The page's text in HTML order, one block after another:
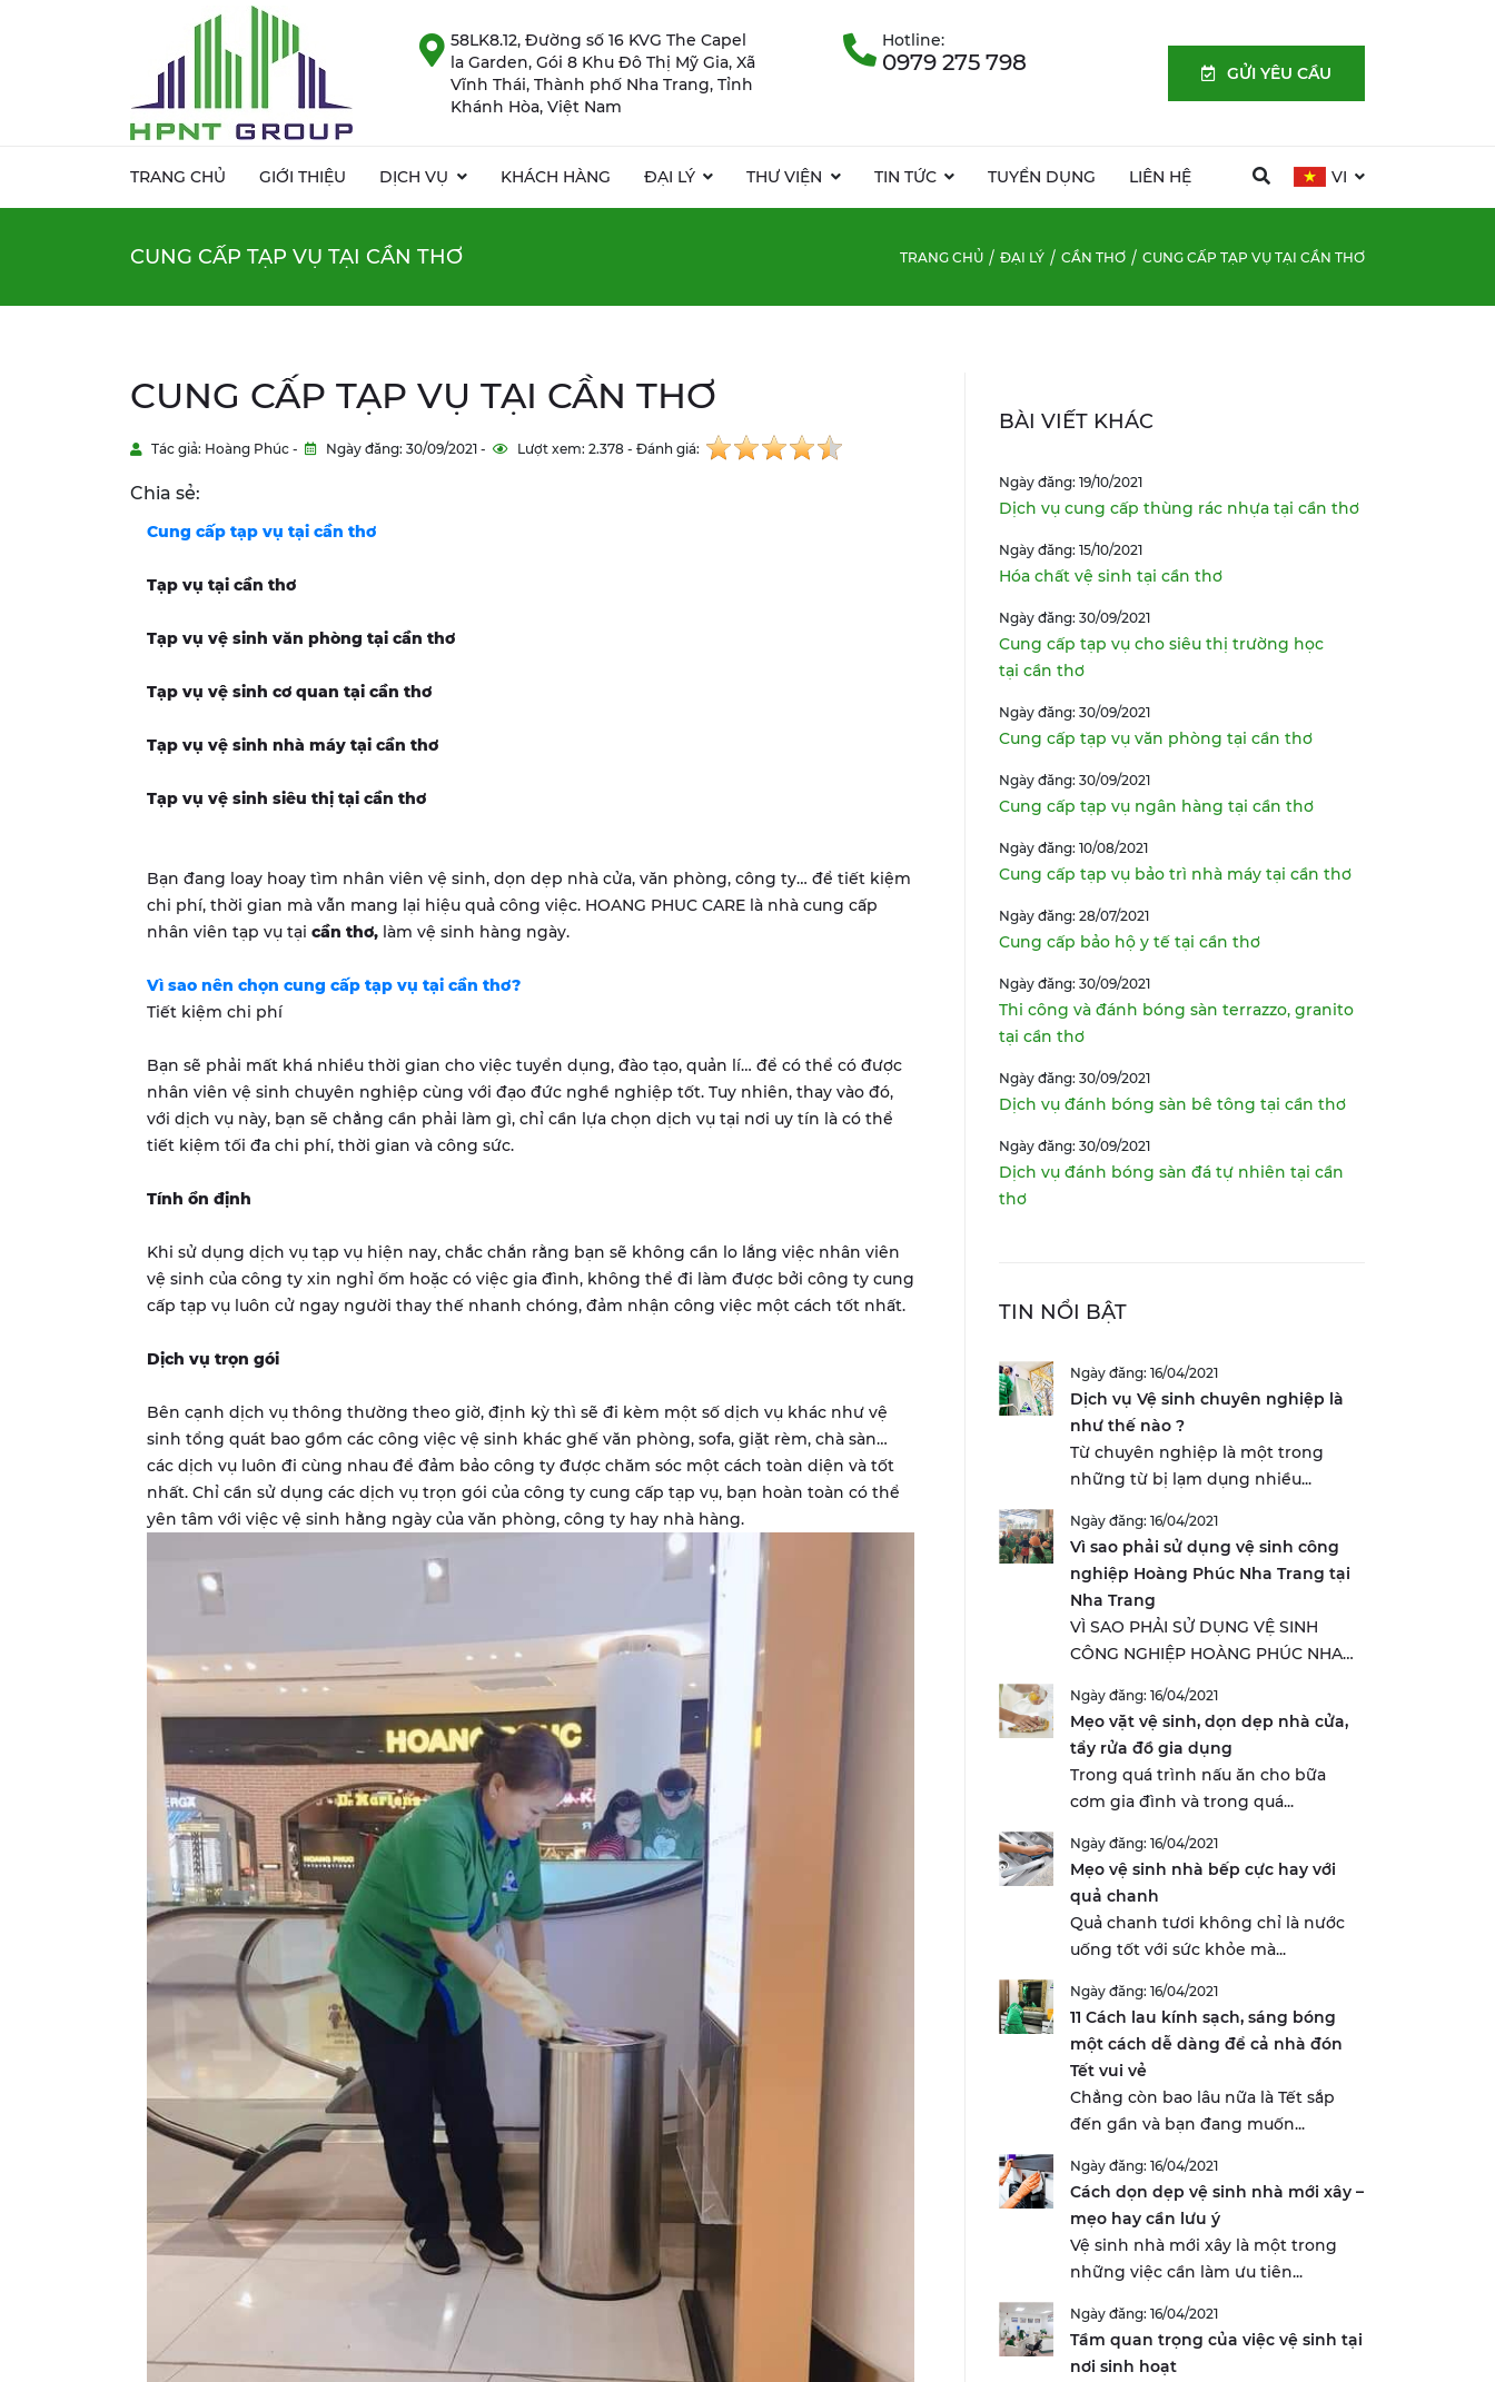
TRANG CHỦ GIỚI THIỆU DỊCH VỤ KHÁCH HÀNG ĐẠI LÝ THƯ VIỆN TIN TỨC TUYỂN DỤNG LIÊN HỆ VI
58LK8.12, Đường số 16 KVG The Capel
la Garden, Gói 8 Khu Đô Thị Mỹ Gia, Xã
Vĩnh Thái, Thành phố Nha Trang, Tỉnh
Khánh Hòa, Việt Nam
Hotline:
0979 275 798 GỬI YÊU CẦU
CUNG CẤP TẠP VỤ TẠI CẦN THƠ TRANG CHỦ ĐẠI LÝ CẦN THƠ CUNG CẤP TẠP VỤ TẠI CẦN THƠ
CUNG CẤP TẠP VỤ TẠI CẦN THƠ
Tác giả: Hoàng Phúc - Ngày đăng: 30/09/2021 - Lượt xem: 2.378 - Đánh giá:
Chia sẻ:
Cung cấp tạp vụ tại cần thơ
Tạp vụ tại cần thơ
Tạp vụ vệ sinh văn phòng tại cần thơ
Tạp vụ vệ sinh cơ quan tại cần thơ
Tạp vụ vệ sinh nhà máy tại cần thơ
Tạp vụ vệ sinh siêu thị tại cần thơ
Bạn đang loay hoay tìm nhân viên vệ sinh, dọn dẹp nhà cửa, văn phòng, công ty… để tiết kiệm
chi phí, thời gian mà vẫn mang lại hiệu quả công việc. HOANG PHUC CARE là nhà cung cấp
nhân viên tạp vụ tại cần thơ, làm vệ sinh hàng ngày.
Vì sao nên chọn cung cấp tạp vụ tại cần thơ?
Tiết kiệm chi phí
Bạn sẽ phải mất khá nhiều thời gian cho việc tuyển dụng, đào tạo, quản lí… để có thể có được
nhân viên vệ sinh chuyên nghiệp cùng với đạo đức nghề nghiệp tốt. Tuy nhiên, thay vào đó,
với dịch vụ này, bạn sẽ chẳng cần phải làm gì, chỉ cần lựa chọn dịch vụ tại nơi uy tín là có thể
tiết kiệm tối đa chi phí, thời gian và công sức.
Tính ổn định
Khi sử dụng dịch vụ tạp vụ hiện nay, chắc chắn rằng bạn sẽ không cần lo lắng việc nhân viên
vệ sinh của công ty xin nghỉ ốm hoặc có việc gia đình, không thể đi làm được bởi công ty cung
cấp tạp vụ luôn cử ngay người thay thế nhanh chóng, đảm nhận công việc một cách tốt nhất.
Dịch vụ trọn gói
Bên cạnh dịch vụ thông thường theo giờ, định kỳ thì sẽ đi kèm một số dịch vụ khác như vệ
sinh tổng quát bao gồm các công việc vệ sinh khác ghế văn phòng, sofa, giặt rèm, chà sàn…
các dịch vụ luôn đi cùng nhau để đảm bảo công ty được chăm sóc một cách toàn diện và tốt
nhất. Chỉ cần sử dụng các dịch vụ trọn gói của công ty cung cấp tạp vụ, bạn hoàn toàn có thể
yên tâm với việc vệ sinh hằng ngày của văn phòng, công ty hay nhà hàng.
BÀI VIẾT KHÁC
Ngày đăng: 19/10/2021
Dịch vụ cung cấp thùng rác nhựa tại cần thơ
Ngày đăng: 15/10/2021
Hóa chất vệ sinh tại cần thơ
Ngày đăng: 30/09/2021
Cung cấp tạp vụ cho siêu thị trường học
tại cần thơ
Ngày đăng: 30/09/2021
Cung cấp tạp vụ văn phòng tại cần thơ
Ngày đăng: 30/09/2021
Cung cấp tạp vụ ngân hàng tại cần thơ
Ngày đăng: 10/08/2021
Cung cấp tạp vụ bảo trì nhà máy tại cần thơ
Ngày đăng: 28/07/2021
Cung cấp bảo hộ y tế tại cần thơ
Ngày đăng: 30/09/2021
Thi công và đánh bóng sàn terrazzo, granito
tại cần thơ
Ngày đăng: 30/09/2021
Dịch vụ đánh bóng sàn bê tông tại cần thơ
Ngày đăng: 30/09/2021
Dịch vụ đánh bóng sàn đá tự nhiên tại cần
thơ
TIN NỔI BẬT
Ngày đăng: 16/04/2021
Dịch vụ Vệ sinh chuyên nghiệp là
như thế nào ?
Từ chuyên nghiệp là một trong
những từ bị lạm dụng nhiều...
Ngày đăng: 16/04/2021
Vì sao phải sử dụng vệ sinh công
nghiệp Hoàng Phúc Nha Trang tại
Nha Trang
VÌ SAO PHẢI SỬ DỤNG VỆ SINH
CÔNG NGHIỆP HOÀNG PHÚC NHA
Ngày đăng: 16/04/2021
Mẹo vặt vệ sinh, dọn dẹp nhà cửa,
tẩy rửa đồ gia dụng
Trong quá trình nấu ăn cho bữa
cơm gia đình và trong quá...
Ngày đăng: 16/04/2021
Mẹo vệ sinh nhà bếp cực hay với
quả chanh
Quả chanh tươi không chỉ là nước
uống tốt với sức khỏe mà...
Ngày đăng: 16/04/2021
11 Cách lau kính sạch, sáng bóng
một cách dễ dàng để cả nhà đón
Tết vui vẻ
Chẳng còn bao lâu nữa là Tết sắp
đến gần và bạn đang muốn...
Ngày đăng: 16/04/2021
Cách dọn dẹp vệ sinh nhà mới xây –
mẹo hay cần lưu ý
Vệ sinh nhà mới xây là một trong
những việc cần làm ưu tiên...
Ngày đăng: 16/04/2021
Tầm quan trọng của việc vệ sinh tại
nơi sinh hoạt